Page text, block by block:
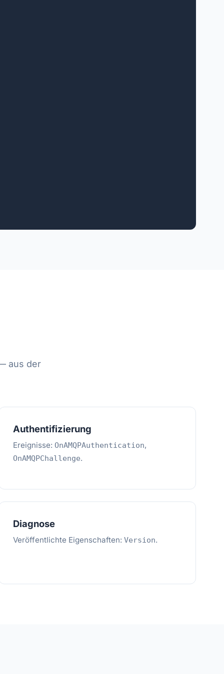
aus der
Authentifizierung
Ereignisse: OnAMQPAuthentication,
OnAMQPChallenge.
Diagnose
Veröffentlichte Eigenschaften:Version.